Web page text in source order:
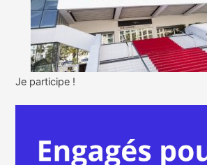
Je participe !